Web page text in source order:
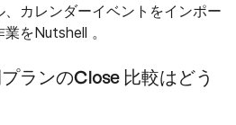
カレンダーイベントをインポー
をNutshell 。
ランのClose 比較はどう